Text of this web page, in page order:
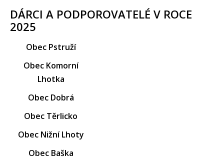
DÁRCI A PODPOROVATELÉ V ROCE
2025
Obec Pstruží
Obec Komorní
Lhotka
Obec Dobrá
Obec Těrlicko
Obec Nižní Lhoty
Obec Baška